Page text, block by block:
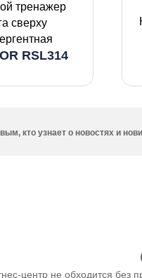
тренажер
сверху
RSL314
кто узнает о новостях и
центр не обходится без